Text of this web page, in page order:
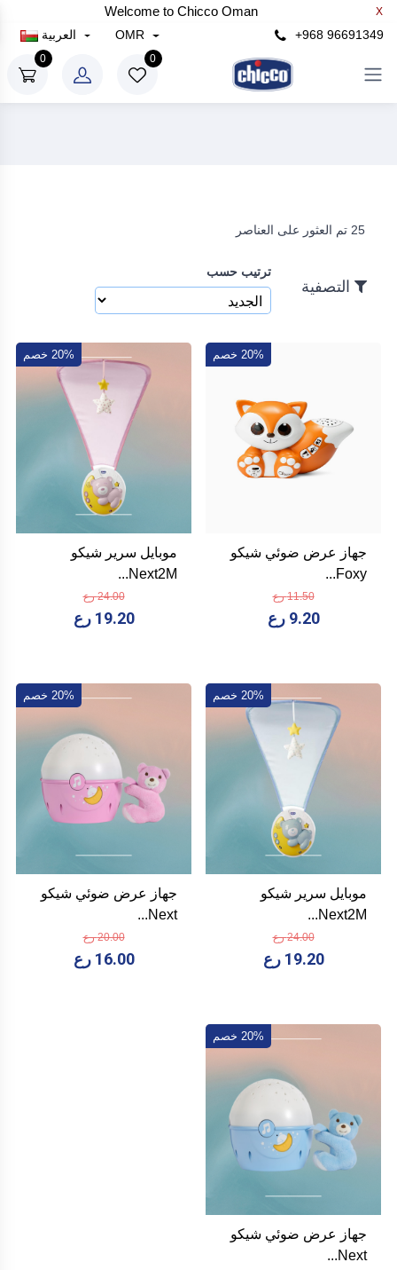
Welcome to Chicco Oman X
+968 96691349
OMR
0
0
×
بحث
25 تم العثور على العناصر
ترتيب حسب
20% خصم
جهاز عرض ضوئي شيكو
Foxy...
11.50 رع
9.20 رع
20% خصم
موبايل سرير شيكو
Next2M...
24.00 رع
19.20 رع
20% خصم
موبايل سرير شيكو
Next2M...
24.00 رع
19.20 رع
20% خصم
جهاز عرض ضوئي شيكو
Next...
20.00 رع
16.00 رع
20% خصم
جهاز عرض ضوئي شيكو
Next...